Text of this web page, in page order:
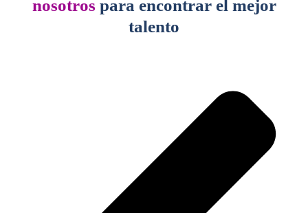
nosotros para encontrar el mejor
talento